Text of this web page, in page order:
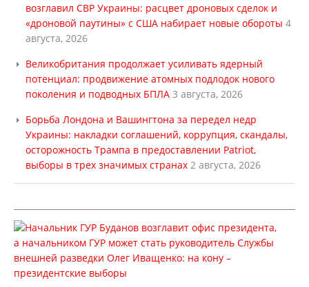
возглавил СВР Украины: расцвет дроновых сделок и
«дроновой паутины» с США набирает новые обороты 4
августа, 2026
Великобритания продолжает усиливать ядерный
потенциал: продвижение атомных подлодок нового
поколения и подводных БПЛА 3 августа, 2026
Борьба Лондона и Вашингтона за передел недр
Украины: накладки соглашений, коррупция, скандалы,
осторожность Трампа в предоставлении Patriot,
выборы в трех значимых странах 2 августа, 2026